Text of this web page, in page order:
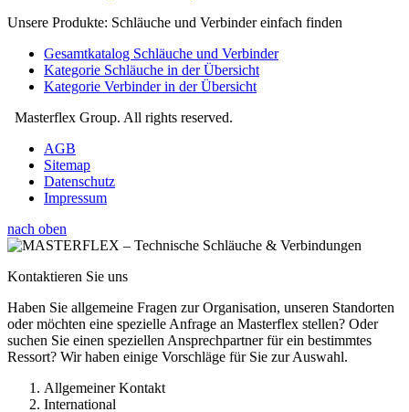
Unsere Produkte: Schläuche und Verbinder einfach finden
Gesamtkatalog Schläuche und Verbinder
Kategorie Schläuche in der Übersicht
Kategorie Verbinder in der Übersicht
Masterflex Group. All rights reserved.
AGB
Sitemap
Datenschutz
Impressum
nach oben
Kontaktieren Sie uns
Haben Sie allgemeine Fragen zur Organisation, unseren Standorten
oder möchten eine spezielle Anfrage an Masterflex stellen? Oder
suchen Sie einen speziellen Ansprechpartner für ein bestimmtes
Ressort? Wir haben einige Vorschläge für Sie zur Auswahl.
Allgemeiner Kontakt
International